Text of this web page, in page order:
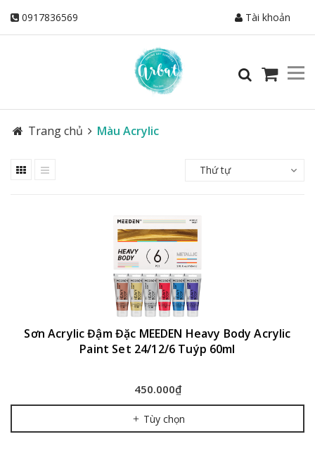
0917836569 Tài khoản
Trang chủ Màu Acrylic
Thứ tự
Sơn Acrylic Đậm Đặc MEEDEN Heavy Body Acrylic
Paint Set 24/12/6 Tuýp 60ml
450.000₫
Tùy chọn